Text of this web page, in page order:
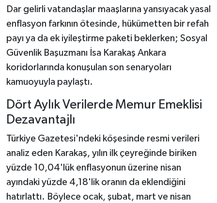
Dar gelirli vatandaşlar maaşlarına yansıyacak yasal
enflasyon farkının ötesinde, hükümetten bir refah
payı ya da ek iyileştirme paketi beklerken; Sosyal
Güvenlik Başuzmanı İsa Karakaş Ankara
koridorlarında konuşulan son senaryoları
kamuoyuyla paylaştı.
Dört Aylık Verilerde Memur Emeklisi
Dezavantajlı
Türkiye Gazetesi'ndeki köşesinde resmi verileri
analiz eden Karakaş, yılın ilk çeyreğinde biriken
yüzde 10,04'lük enflasyonun üzerine nisan
ayındaki yüzde 4,18'lik oranın da eklendiğini
hatırlattı. Böylece ocak, şubat, mart ve nisan